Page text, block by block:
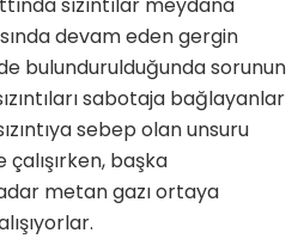
sızıntılar meydana
devam eden gergin
bulundurulduğunda sorunun
sabotaja bağlayanlar
sebep olan unsuru
başka
metan gazı ortaya